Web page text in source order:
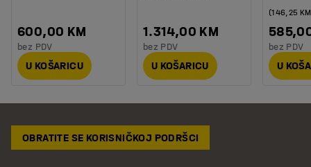
600,00 KM
bez PDV
U KOŠARICU
1.314,00 KM
bez PDV
U KOŠARICU
(146,25
bez PDV
U
OBRATITE SE KORISNIČKOJ PODRŠCI